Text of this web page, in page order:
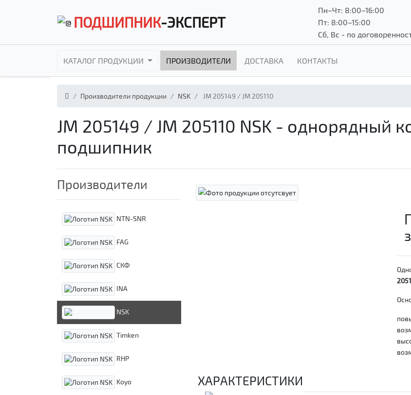
ПОДШИПНИК-ЭКСПЕРТ
Пн–Чт: 8:00–16:00
Пт: 8:00–15:00
Сб, Вс - по
КАТАЛОГ ПРОДУКЦИИ ПРОИЗВОДИТЕЛИ ДОСТАВКА КОНТАКТЫ
Производители продукции NSK JM 205149 / JM 205110
JM 205149 / JM 205110 NSK - однорядный
подшипник
Производители
NTN-SNR
FAG
СКФ
INA
NSK
Timken
RHP
Koyo ХАРАКТЕРИСТИКИ